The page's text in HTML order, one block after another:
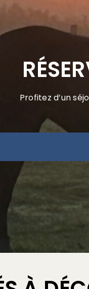
Profitez d’un